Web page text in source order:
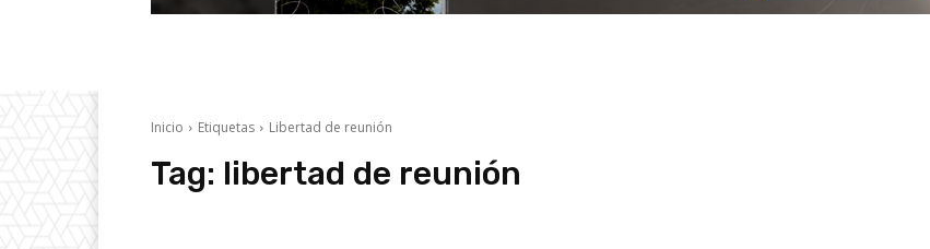
Inicio Etiquetas Libertad de reunión
Tag: libertad de reunión